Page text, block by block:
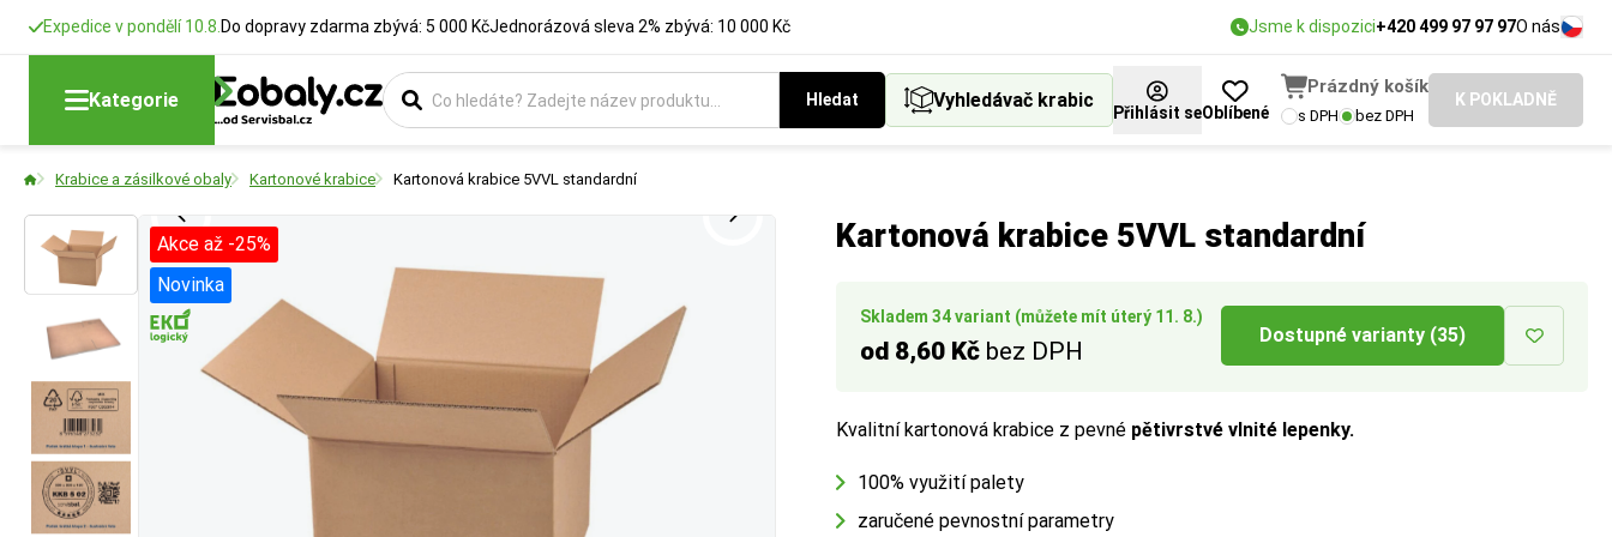
Expedice v pondělí 10.8. Do dopravy zdarma zbývá: 5 000 KčJednorázová sleva 2% zbývá: 10 000 Kč Jsme k dispozici+420 499 97 97 97O nás
Kategorie Hledat Vyhledávač krabic
Přihlásit seOblíbené
Prázdný košík
s DPH bez DPH
K POKLADNĚ
Krabice a zásilkové obaly Kartonové krabice Kartonová krabice 5VVL standardní
Kartonová krabice 5VVL standardní
Skladem 34 variant (můžete mít úterý 11. 8.)
od 8,60 Kč bez DPH
Dostupné varianty (35)
Kvalitní kartonová krabice z pevné pětivrstvé vlnité lepenky.
100% využití palety
zaručené pevnostní parametry
Akce až -25%
Novinka
Délka
Rozměry krabic
Šířka
Rozměry krabic
Výška
Rozměry krabic